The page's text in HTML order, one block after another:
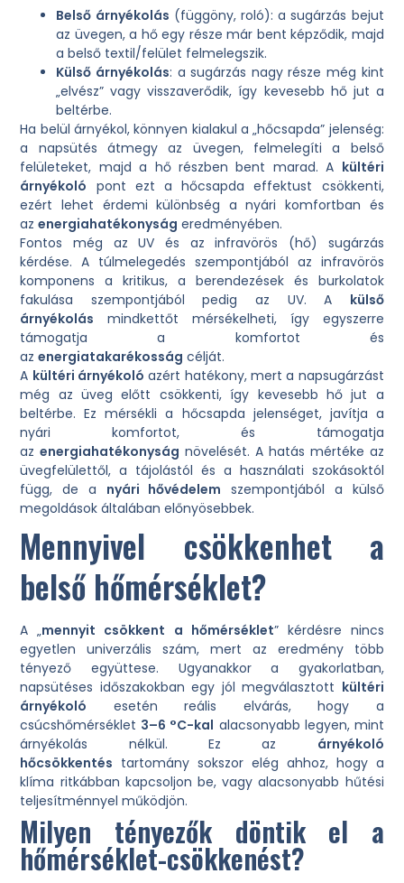
Belső árnyékolás (függöny, roló): a sugárzás bejut
az üvegen, a hő egy része már bent képződik, majd
a belső textil/felület felmelegszik.
Külső árnyékolás: a sugárzás nagy része még kint
„elvész” vagy visszaverődik, így kevesebb hő jut a
beltérbe.
Ha belül árnyékol, könnyen kialakul a „hőcsapda” jelenség:
a napsütés átmegy az üvegen, felmelegíti a belső
felületeket, majd a hő részben bent marad. A kültéri
árnyékoló pont ezt a hőcsapda effektust csökkenti,
ezért lehet érdemi különbség a nyári komfortban és
azenergiahatékonyság eredményében.
Fontos még az UV és az infravörös (hő) sugárzás
kérdése. A túlmelegedés szempontjából az infravörös
komponens a kritikus, a berendezések és burkolatok
fakulása szempontjából pedig az UV. A külső
árnyékolás mindkettőt mérsékelheti, így egyszerre
támogatja a komfortot és
azenergiatakarékosság célját.
A kültéri árnyékoló azért hatékony, mert a napsugárzást
még az üveg előtt csökkenti, így kevesebb hő jut a
beltérbe. Ez mérsékli a hőcsapda jelenséget, javítja a
nyári komfortot, és támogatja
azenergiahatékonyság növelését. A hatás mértéke az
üvegfelülettől, a tájolástól és a használati szokásoktól
függ, de a nyári hővédelem szempontjából a külső
megoldások általában előnyösebbek.
Mennyivel csökkenhet a
belső hőmérséklet?
A „mennyit csökkent a hőmérséklet” kérdésre nincs
egyetlen univerzális szám, mert az eredmény több
tényező együttese. Ugyanakkor a gyakorlatban,
napsütéses időszakokban egy jól megválasztott kültéri
árnyékoló esetén reális elvárás, hogy a
csúcshőmérséklet 3–6 °C-kal alacsonyabb legyen, mint
árnyékolás nélkül. Ez az árnyékoló
hőcsökkentés tartomány sokszor elég ahhoz, hogy a
klíma ritkábban kapcsoljon be, vagy alacsonyabb hűtési
teljesítménnyel működjön.
Milyen tényezők döntik el a
hőmérséklet-csökkenést?